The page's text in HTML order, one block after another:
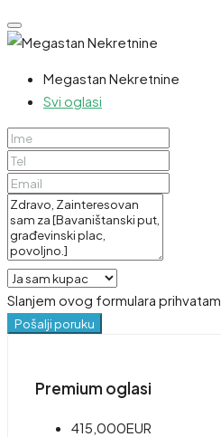
Megastan Nekretnine
Svi oglasi
Slanjem ovog formulara prihvatam
Pošalji poruku
Premium oglasi
415,000EUR